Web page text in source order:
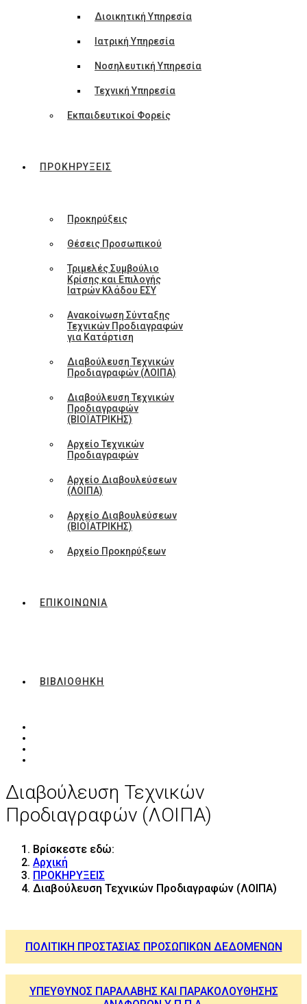
Διοικητική Υπηρεσία
Ιατρική Υπηρεσία
Νοσηλευτική Υπηρεσία
Τεχνική Υπηρεσία
Εκπαιδευτικοί Φορείς
ΠΡΟΚΗΡΥΞΕΙΣ
Προκηρύξεις
Θέσεις Προσωπικού
Τριμελές Συμβούλιο
Κρίσης και Επιλογής
Ιατρών Κλάδου ΕΣΥ
Ανακοίνωση Σύνταξης
Τεχνικών Προδιαγραφών
για Κατάρτιση
Διαβούλευση Τεχνικών
Προδιαγραφών (ΛΟΙΠΑ)
Διαβούλευση Τεχνικών
Προδιαγραφών
(ΒΙΟΪΑΤΡΙΚΗΣ)
Αρχείο Τεχνικών
Προδιαγραφών
Αρχείο Διαβουλεύσεων
(ΛΟΙΠΑ)
Αρχείο Διαβουλεύσεων
(ΒΙΟΪΑΤΡΙΚΗΣ)
Αρχείο Προκηρύξεων
ΕΠΙΚΟΙΝΩΝΙΑ
ΒΙΒΛΙΟΘΗΚΗ
Διαβούλευση Τεχνικών
Προδιαγραφών (ΛΟΙΠΑ)
Βρίσκεστε εδώ:
Αρχική
ΠΡΟΚΗΡΥΞΕΙΣ
Διαβούλευση Τεχνικών Προδιαγραφών (ΛΟΙΠΑ)
ΠΟΛΙΤΙΚΗ ΠΡΟΣΤΑΣΙΑΣ ΠΡΟΣΩΠΙΚΩΝ ΔΕΔΟΜΕΝΩΝ
ΥΠΕΥΘΥΝΟΣ ΠΑΡΑΛΑΒΗΣ ΚΑΙ ΠΑΡΑΚΟΛΟΥΘΗΣΗΣ